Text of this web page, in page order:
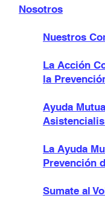
Nosotros
Nuestros
La Acción
la
Ayuda
La Ayuda
Prevención
Sumate al